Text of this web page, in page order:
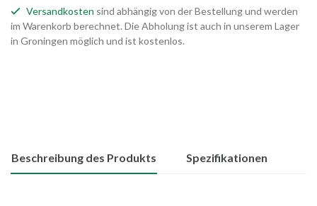
Versandkosten sind abhängig von der Bestellung und werden
im Warenkorb berechnet. Die Abholung ist auch in unserem Lager
in Groningen möglich und ist kostenlos.
Beschreibung des Produkts Spezifikationen